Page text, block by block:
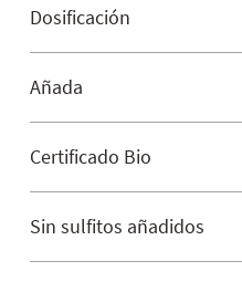
Dosificación
Añada
Certificado Bio
Sin sulfitos añadidos